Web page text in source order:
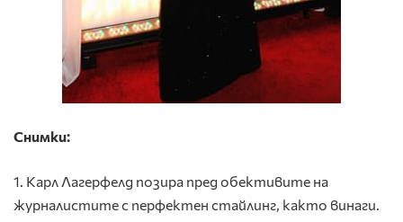
Снимки:
1. Карл Лагерфелд позира пред обективите на
журналистите с перфектен стайлинг, както винаги.